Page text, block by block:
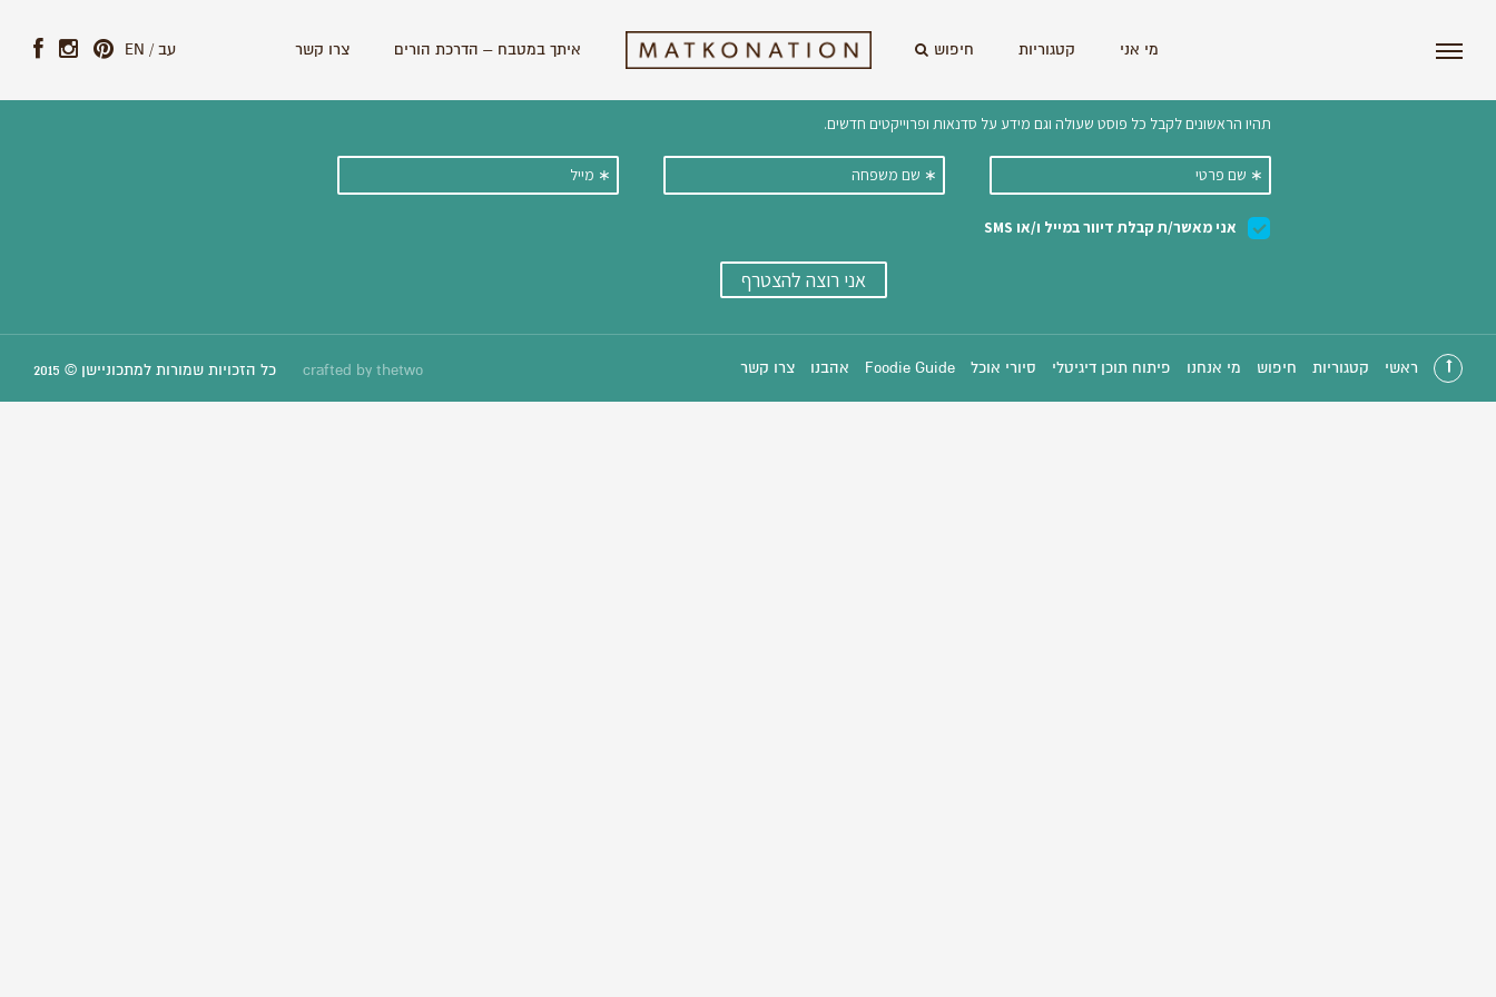
מי אני קטגוריות חיפוש איתך במטבח – הדרכת הורים צרו קשר EN / עב
הצטרפו לניוזלטר שלנו וקבלו ישירות למייל עדכונים על מתכונים וסיפורים חדשים:
ראשי קטגוריות חיפוש מי אנחנו פיתוח תוכן דיגיטלי סיורי אוכל Foodie Guide אהבנו צרו קשר crafted by thetwo כל הזכויות שמורות למתכוניישן © 2015